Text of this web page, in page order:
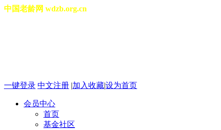
中国老龄网 wdzb.org.cn
一键登录 中文注册 |加入收藏|设为首页
会员中心
首页
基金社区